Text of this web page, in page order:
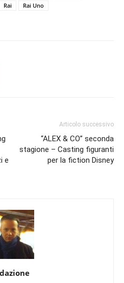
Rai
Rai Uno
e
Articolo successivo
“ALEX & CO” seconda
stagione – Casting figuranti
per la fiction Disney